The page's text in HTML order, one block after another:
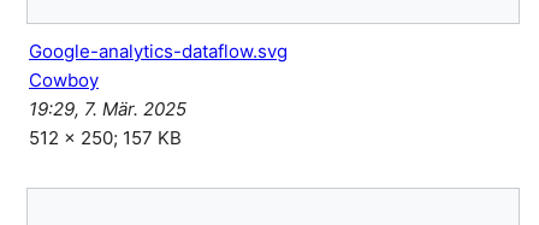
Google-analytics-dataflow.svg
Cowboy
19:29, 7. Mär. 2025
512 × 250; 157 KB